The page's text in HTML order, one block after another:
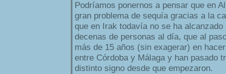
Podríamos ponernos a pensar que en
gran problema de sequía gracias a la
que en Irak todavía no se ha
decenas de personas al día, que al
más de 15 años (sin exagerar) en
entre Córdoba y Málaga y han pasado
distinto signo desde que empezaron.